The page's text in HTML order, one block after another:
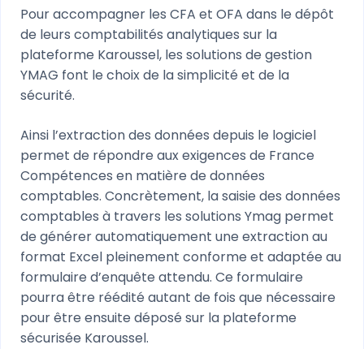
Pour accompagner les CFA et OFA dans le dépôt
de leurs comptabilités analytiques sur la
plateforme Karoussel, les solutions de gestion
YMAG font le choix de la simplicité et de la
sécurité.
Ainsi l’extraction des données depuis le logiciel
permet de répondre aux exigences de France
Compétences en matière de données
comptables. Concrètement, la saisie des données
comptables à travers les solutions Ymag permet
de générer automatiquement une extraction au
format Excel pleinement conforme et adaptée au
formulaire d’enquête attendu. Ce formulaire
pourra être réédité autant de fois que nécessaire
pour être ensuite déposé sur la plateforme
sécurisée Karoussel.